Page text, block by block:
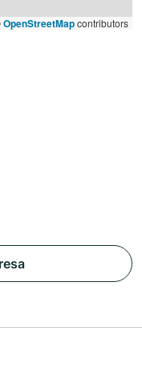
OpenStreetMapcontributors